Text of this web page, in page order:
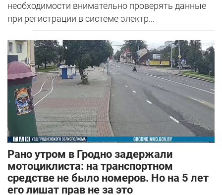
необходимости внимательно проверять данные
при регистрации в системе электр...
Рано утром в Гродно задержали
мотоциклиста: на транспортном
средстве не было номеров. Но на 5 лет
его лишат прав не за это